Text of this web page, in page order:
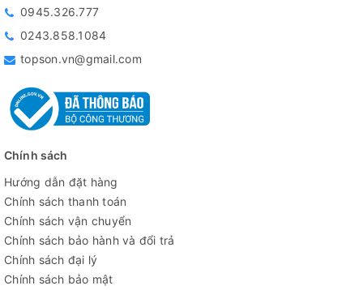
0945.326.777
0243.858.1084
topson.vn@gmail.com
Chính sách
Hướng dẫn đặt hàng
Chính sách thanh toán
Chính sách vận chuyển
Chính sách bảo hành và đổi trả
Chính sách đại lý
Chính sách bảo mật